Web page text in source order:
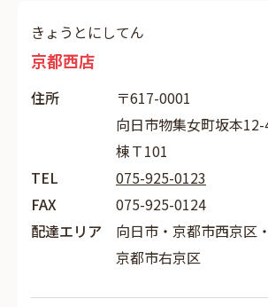
きょうとにしてん
京都西店
住所
〒617-0001
向日市物集女町坂本
棟Ｔ101
TEL
075-925-0123
FAX
075-925-0124
配達エリア
向日市・京都市西京区
京都市右京区